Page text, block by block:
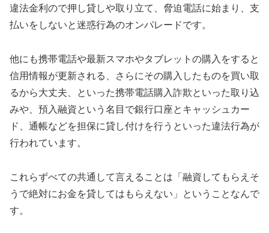
違法金利ので押し貸しや取り立て、脅迫電話に始まり、支
払いをしないと迷惑行為のオンパレードです。
他にも携帯電話や最新スマホやタブレットの購入をすると
信用情報が更新される、さらにその購入したものを買い取
るから大丈夫、といった携帯電話購入詐欺といった取り込
みや、預入融資という名目で銀行口座とキャッシュカー
ド、通帳などを担保に貸し付けを行うといった違法行為が
行われています。
これらずべての共通して言えることは「融資してもらえそ
うで絶対にお金を貸してはもらえない」ということなんで
す。